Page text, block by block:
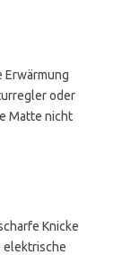
Erwärmung
oder
Matte nicht
Knicke
elektrische